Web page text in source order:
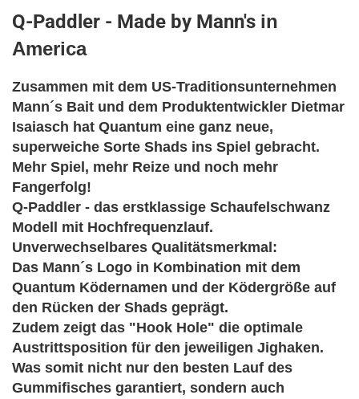
Q-Paddler - Made by Mann's in
America
Zusammen mit dem US-Traditionsunternehmen
Mann´s Bait und dem Produktentwickler Dietmar
Isaiasch hat Quantum eine ganz neue,
superweiche Sorte Shads ins Spiel gebracht.
Mehr Spiel, mehr Reize und noch mehr
Fangerfolg!
Q-Paddler - das erstklassige Schaufelschwanz
Modell mit Hochfrequenzlauf.
Unverwechselbares Qualitätsmerkmal:
Das Mann´s Logo in Kombination mit dem
Quantum Ködernamen und der Ködergröße auf
den Rücken der Shads geprägt.
Zudem zeigt das "Hook Hole" die optimale
Austrittsposition für den jeweiligen Jighaken.
Was somit nicht nur den besten Lauf des
Gummifisches garantiert, sondern auch